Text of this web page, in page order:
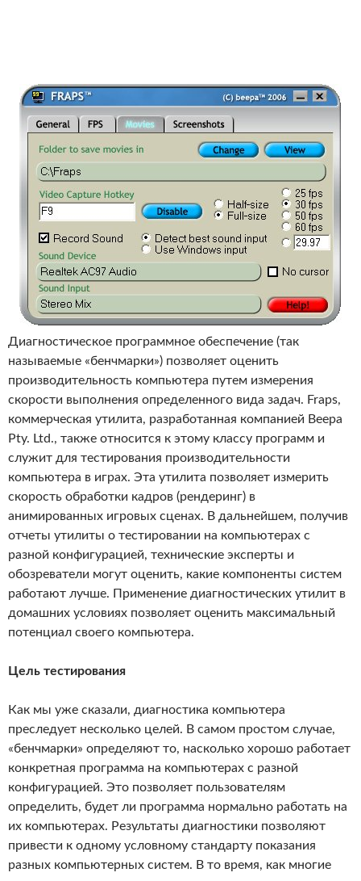
Диагностическое программное обеспечение (так
называемые «бенчмарки») позволяет оценить
производительность компьютера путем измерения
скорости выполнения определенного вида задач. Fraps,
коммерческая утилита, разработанная компанией Beepa
Pty. Ltd., также относится к этому классу программ и
служит для тестирования производительности
компьютера в играх. Эта утилита позволяет измерить
скорость обработки кадров (рендеринг) в
анимированных игровых сценах. В дальнейшем, получив
отчеты утилиты о тестировании на компьютерах с
разной конфигурацией, технические эксперты и
обозреватели могут оценить, какие компоненты систем
работают лучше. Применение диагностических утилит в
домашних условиях позволяет оценить максимальный
потенциал своего компьютера.
Цель тестирования
Как мы уже сказали, диагностика компьютера
преследует несколько целей. В самом простом случае,
«бенчмарки» определяют то, насколько хорошо работает
конкретная программа на компьютерах с разной
конфигурацией. Это позволяет пользователям
определить, будет ли программа нормально работать на
их компьютерах. Результаты диагностики позволяют
привести к одному условному стандарту показания
разных компьютерных систем. В то время, как многие